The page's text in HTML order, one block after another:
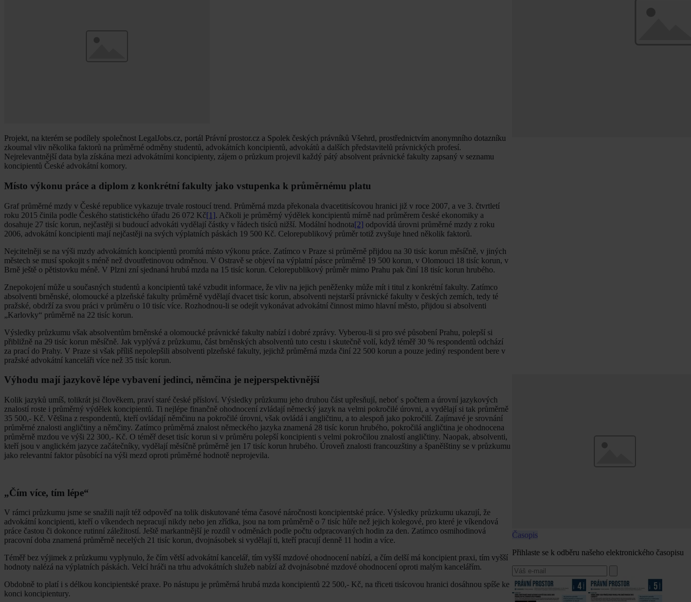
Projekt, na kterém se podílely společnost LegalJobs.cz, portál Právní prostor.cz a Spolek českých právníků Všehrd, prostřednictvím anonymního dotazníku
zkoumal vliv několika faktorů na průměrné odměny studentů, advokátních koncipientů, advokátů a dalších představitelů právnických profesí.
Nejrelevantnější data byla získána mezi advokátními koncipienty, zájem o průzkum projevil každý pátý absolvent právnické fakulty zapsaný v seznamu
koncipientů České advokátní komory.
Místo výkonu práce a diplom z konkrétní fakulty jako vstupenka k průměrnému platu
Graf průměrné mzdy v České republice vykazuje trvale rostoucí trend. Průměrná mzda překonala dvacetitisícovou hranici již v roce 2007, a ve 3. čtvrtletí
roku 2015 činila podle Českého statistického úřadu 26 072 Kč[1]. Ačkoli je průměrný výdělek koncipientů mírně nad průměrem české ekonomiky a
dosahuje 27 tisíc korun, nejčastěji si budoucí advokáti vydělají částky v řádech tisíců nižší. Modální hodnota[2] odpovídá úrovni průměrné mzdy z roku
2006, advokátní koncipienti mají nejčastěji na svých výplatních páskách 19 500 Kč. Celorepublikový průměr totiž zvyšuje hned několik faktorů.
Nejcitelněji se na výši mzdy advokátních koncipientů promítá místo výkonu práce. Zatímco v Praze si průměrně přijdou na 30 tisíc korun měsíčně, v jiných
městech se musí spokojit s méně než dvoutřetinovou odměnou. V Ostravě se objeví na výplatní pásce průměrně 19 500 korun, v Olomouci 18 tisíc korun, v
Brně ještě o pětistovku méně. V Plzni zní sjednaná hrubá mzda na 15 tisíc korun. Celorepublikový průměr mimo Prahu pak činí 18 tisíc korun hrubého.
Znepokojení může u současných studentů a koncipientů také vzbudit informace, že vliv na jejich peněženky může mít i titul z konkrétní fakulty. Zatímco
absolventi brněnské, olomoucké a plzeňské fakulty průměrně vydělají dvacet tisíc korun, absolventi nejstarší právnické fakulty v českých zemích, tedy té
pražské, obdrží za svou práci v průměru o 10 tisíc více. Rozhodnou-li se odejít vykonávat advokátní činnost mimo hlavní město, přijdou si absolventi
„Karlovky“ průměrně na 22 tisíc korun.
Výsledky průzkumu však absolventům brněnské a olomoucké právnické fakulty nabízí i dobré zprávy. Vyberou-li si pro své působení Prahu, polepší si
přibližně na 29 tisíc korun měsíčně. Jak vyplývá z průzkumu, část brněnských absolventů tuto cestu i skutečně volí, když téměř 30 % respondentů odchází
za prací do Prahy. V Praze si však příliš nepolepšili absolventi plzeňské fakulty, jejichž průměrná mzda činí 22 500 korun a pouze jediný respondent bere v
pražské advokátní kanceláři více než 35 tisíc korun.
Výhodu mají jazykově lépe vybavení jedinci, němčina je nejperspektivnější
Kolik jazyků umíš, tolikrát jsi člověkem, praví staré české přísloví. Výsledky průzkumu jeho druhou část upřesňují, neboť s počtem a úrovní jazykových
znalostí roste i průměrný výdělek koncipientů. Ti nejlépe finančně ohodnocení zvládají německý jazyk na velmi pokročilé úrovni, a vydělají si tak průměrně
35 500,- Kč. Většina z respondentů, kteří ovládají němčinu na pokročilé úrovni, však ovládá i angličtinu, a to alespoň jako pokročilí. Zajímavé je srovnání
průměrné znalosti angličtiny a němčiny. Zatímco průměrná znalost německého jazyka znamená 28 tisíc korun hrubého, pokročilá angličtina je ohodnocena
průměrně mzdou ve výši 22 300,- Kč. O téměř deset tisíc korun si v průměru polepší koncipienti s velmi pokročilou znalostí angličtiny. Naopak, absolventi,
kteří jsou v anglickém jazyce začátečníky, vydělají měsíčně průměrně jen 17 tisíc korun hrubého. Úroveň znalosti francouzštiny a španělštiny se v průzkumu
jako relevantní faktor působící na výši mezd oproti průměrné hodnotě neprojevila.
„Čím více, tím lépe“
V rámci průzkumu jsme se snažili najít též odpověď na tolik diskutované téma časové náročnosti koncipientské práce. Výsledky průzkumu ukazují, že
advokátní koncipienti, kteří o víkendech nepracují nikdy nebo jen zřídka, jsou na tom průměrně o 7 tisíc hůře než jejich kolegové, pro které je víkendová
práce častou či dokonce rutinní záležitostí. Ještě markantnější je rozdíl v odměnách podle počtu odpracovaných hodin za den. Zatímco osmihodinová
pracovní doba znamená průměrně necelých 21 tisíc korun, dvojnásobek si vydělají ti, kteří pracují denně 11 hodin a více.
Téměř bez výjimek z průzkumu vyplynulo, že čím větší advokátní kancelář, tím vyšší mzdové ohodnocení nabízí, a čím delší má koncipient praxi, tím vyšší
hodnoty nalézá na výplatních páskách. Velcí hráči na trhu advokátních služeb nabízí až dvojnásobné mzdové ohodnocení oproti malým kancelářím.
Obdobně to platí i s délkou koncipientské praxe. Po nástupu je průměrná hrubá mzda koncipientů 22 500,- Kč, na třiceti tisícovou hranici dosáhnou spíše ke
konci koncipientury.
Časopis
Přihlaste se k odběru našeho elektronického časopisu